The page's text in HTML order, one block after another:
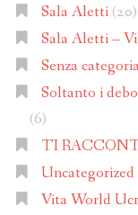
Sala Aletti(20)
Sala Aletti –
Senza categoria
Soltanto i
(6)
TI
Uncategorized
Vita World